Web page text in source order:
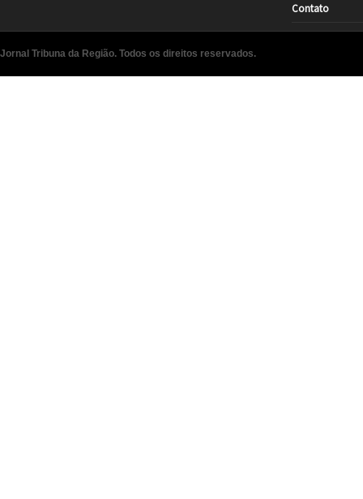
Contato
Jornal Tribuna da Região. Todos os direitos reservados.